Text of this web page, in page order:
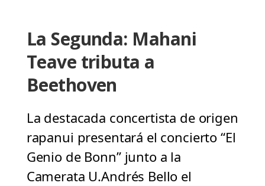
La Segunda: Mahani
Teave tributa a
Beethoven
La destacada concertista de origen
rapanui presentará el concierto “El
Genio de Bonn” junto a la
Camerata U.Andrés Bello el